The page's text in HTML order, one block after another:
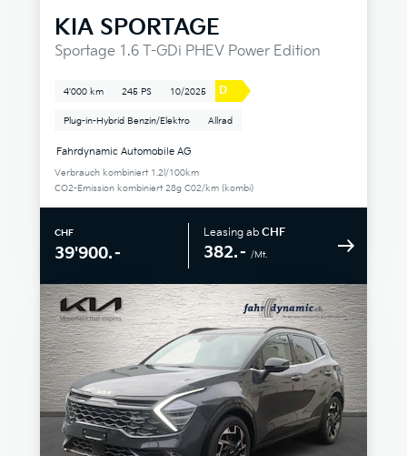
KIA SPORTAGE
Sportage 1.6 T-GDi PHEV Power Edition
4'000 km 245 PS 10/2025 D
Plug-in-Hybrid Benzin/Elektro Allrad
Fahrdynamic Automobile AG
Verbrauch kombiniert 1.2l/100km
CO2-Emission kombiniert 28g C02/km (kombi)
CHF
39'900.–
Leasing ab CHF
382.– /Mt.